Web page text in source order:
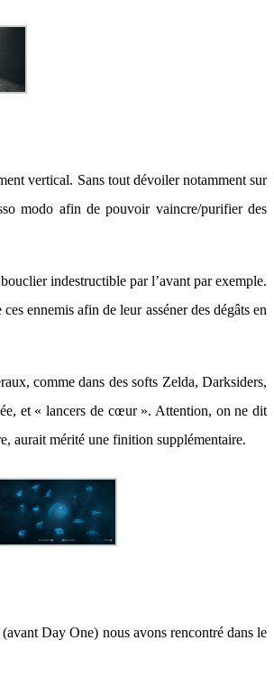
vertical. Sans tout dévoiler notamment sur
modo afin de pouvoir vaincre/purifier des
indestructible par l’avant par exemple.
ennemis afin de leur asséner des dégâts en
comme dans des softs Zelda, Darksiders,
et « lancers de cœur ». Attention, on ne dit
aurait mérité une finition supplémentaire.
Day One) nous avons rencontré dans le